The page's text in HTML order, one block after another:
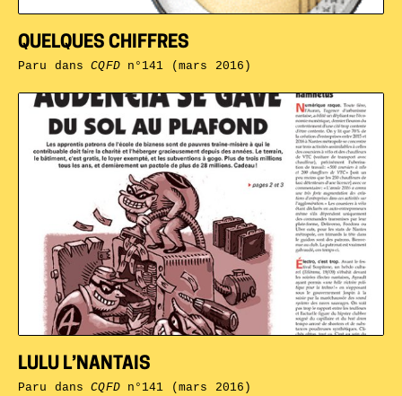
LULU L’NANTAIS
Paru dansCQFDn°141 (mars 2016)
QUELQUES CHIFFRES
Paru dansCQFDn°141 (mars 2016)